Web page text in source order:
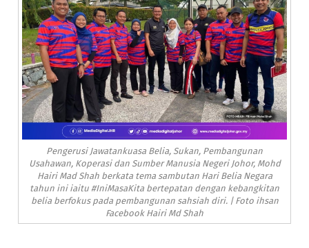
Pengerusi Jawatankuasa Belia, Sukan, Pembangunan
Usahawan, Koperasi dan Sumber Manusia Negeri Johor, Mohd
Hairi Mad Shah berkata tema sambutan Hari Belia Negara
tahun ini iaitu #IniMasaKita bertepatan dengan kebangkitan
belia berfokus pada pembangunan sahsiah diri. | Foto ihsan
Facebook Hairi Md Shah